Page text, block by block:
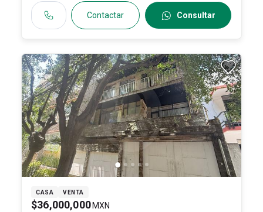
Contactar Consultar
CASA VENTA
$36,000,000 MXN